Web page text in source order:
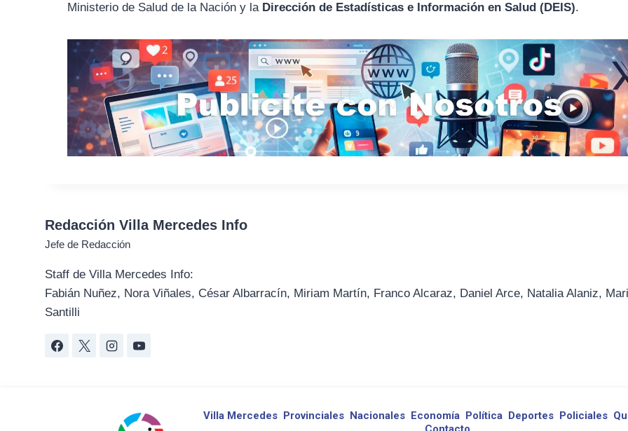
Ministerio de Salud de la Nación y la Dirección de Estadísticas e Información en Salud (DEIS).
Redacción Villa Mercedes Info
Jefe de Redacción
Staff de Villa Mercedes Info:
Fabián Nuñez, Nora Viñales, César Albarracín, Miriam Martín, Franco Alcaraz, Daniel Arce, Natalia Alaniz,
Santilli
Villa Mercedes Provinciales Nacionales Economía Política Deportes Policiales